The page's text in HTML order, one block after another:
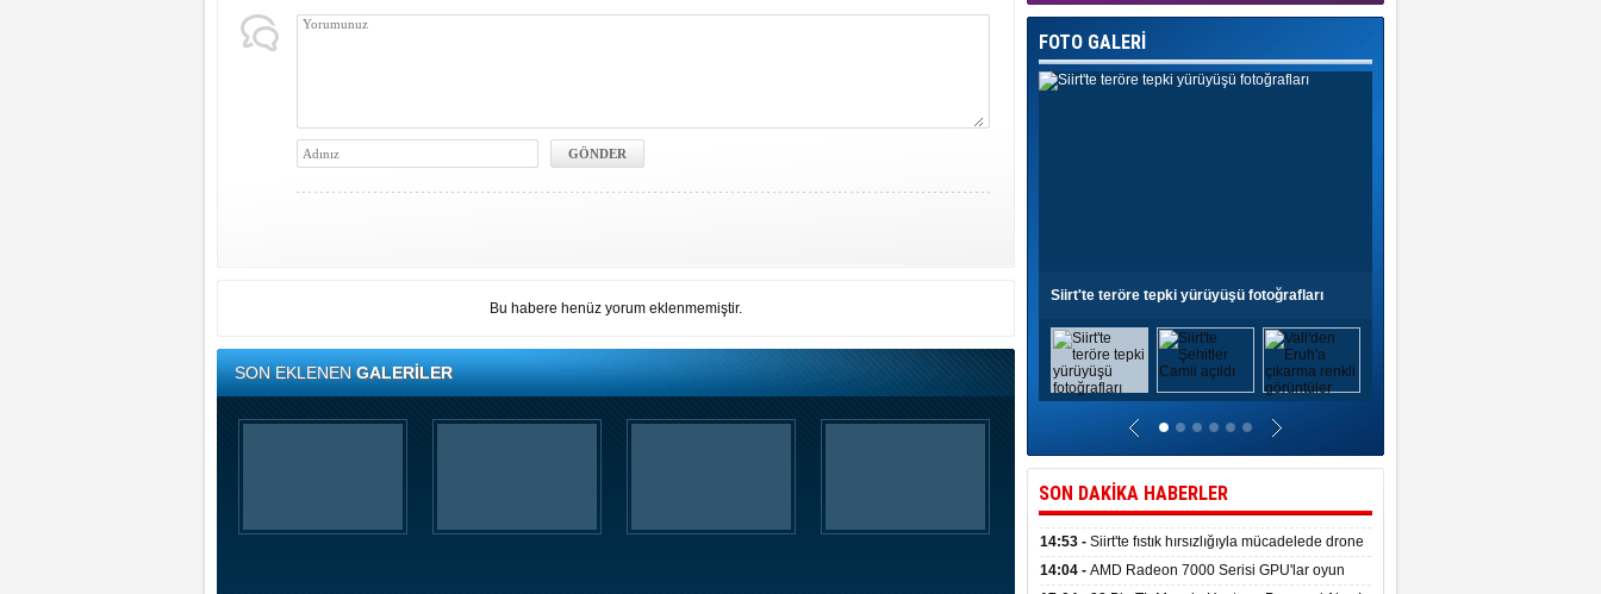
Bu habere henüz yorum eklenmemiştir.
SON EKLENENGALERİLER
FOTO GALERİ
Siirt'te teröre tepki yürüyüşü fotoğrafları
SON DAKİKA HABERLER
14:53 - Siirt'te fıstık hırsızlığıyla mücadelede drone
kullanıldı
14:04 - AMD Radeon 7000 Serisi GPU'lar oyun